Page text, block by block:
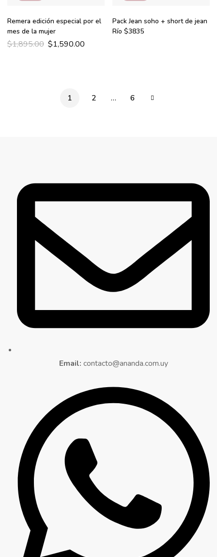
Remera edición especial por el
mes de la mujer
$1,895.00 $1,590.00
Pack Jean soho + short de jean
Río $3835
1 2 … 6
Email: contacto@ananda.com.uy